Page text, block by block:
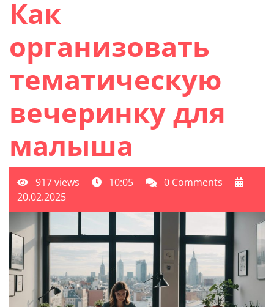
Как
организовать
тематическую
вечеринку для
малыша
917 views 10:05
0 Comments
20.02.2025